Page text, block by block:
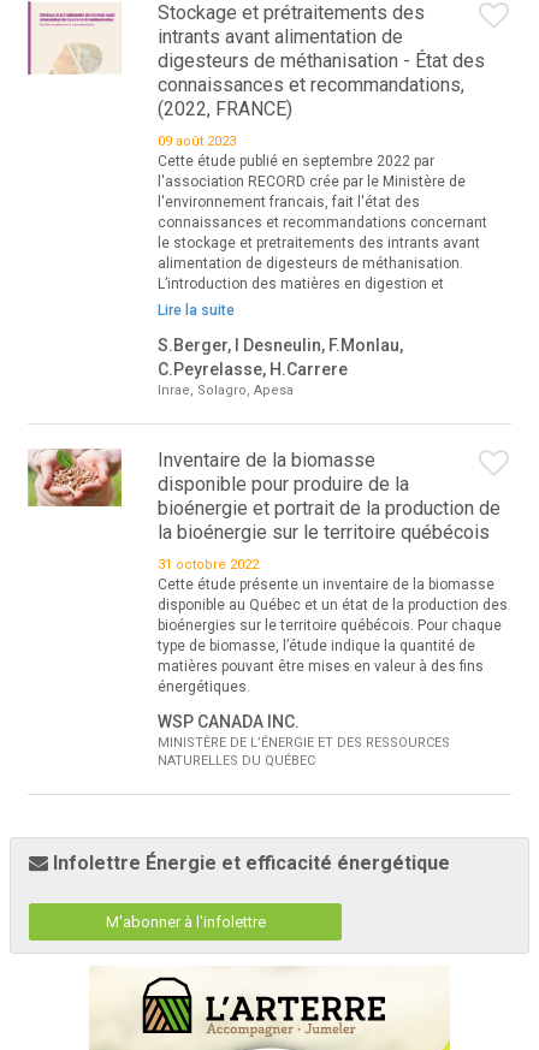
Stockage et prétraitements des
intrants avant alimentation de
digesteurs de méthanisation - État des
connaissances et recommandations,
(2022, FRANCE)
09 août 2023
Cette étude publié en septembre 2022 par
l'association RECORD crée par le Ministère de
l'environnement francais, fait l'état des
connaissances et recommandations concernant
le stockage et pretraitements des intrants avant
alimentation de digesteurs de méthanisation.
L’introduction des matières en digestion et
Lire la suite
S.Berger, I Desneulin, F.Monlau,
C.Peyrelasse, H.Carrere
Inrae, Solagro, Apesa
Inventaire de la biomasse
disponible pour produire de la
bioénergie et portrait de la production de
la bioénergie sur le territoire québécois
31 octobre 2022
Cette étude présente un inventaire de la biomasse
disponible au Québec et un état de la production des
bioénergies sur le territoire québécois. Pour chaque
type de biomasse, l’étude indique la quantité de
matières pouvant être mises en valeur à des fins
énergétiques.
WSP CANADA INC.
MINISTÈRE DE L’ÉNERGIE ET DES RESSOURCES
NATURELLES DU QUÉBEC
Infolettre Énergie et efficacité énergétique
M'abonner à l'infolettre